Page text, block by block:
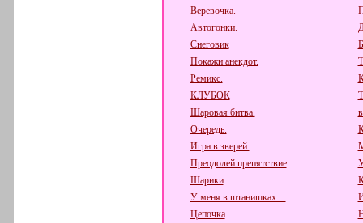
Веревочка.
Автогонки.
Снеговик
Покажи анекдот.
Ремикс.
КЛУБОК
Шаровая битва.
Очередь.
Игра в зверей.
Преодолей препятствие
Шарики
У меня в штанишках ...
Цепочка